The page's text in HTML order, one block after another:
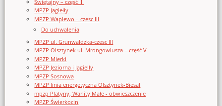
Świętajny – część III
MPZP Jagiełły
MPZP Waplewo – czesc III
Do uchwalenia
MPZP ul. Grunwaldzka-czesc III
MPZP Olsztynek ul. Mrongowiusza – część V
MPZP Mierki
MPZP Jeziorna i Jagielly
MPZP Sosnowa
MPZP linia energetyczna Olsztynek-Biesal
mpzp Platyny, Warlity Małe - obwieszczenie
MPZP Świerkocin